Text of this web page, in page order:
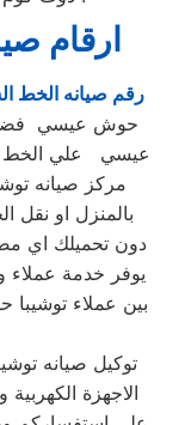
ارقام
رقم صيانه الخط
حوش عيسي فضلاً
مركز صيانه
بالمنزل او
دون تحميلك اي
يوفر خدمة
بين عملاء
توكيل صيانه
الاجهزة